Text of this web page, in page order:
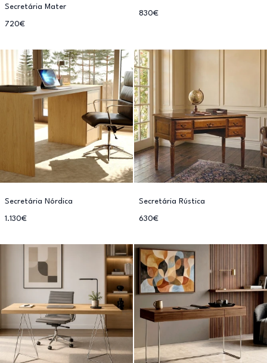
Secretária Mater
720€
830€
Secretária Nórdica
1.130€
Secretária Rústica
630€